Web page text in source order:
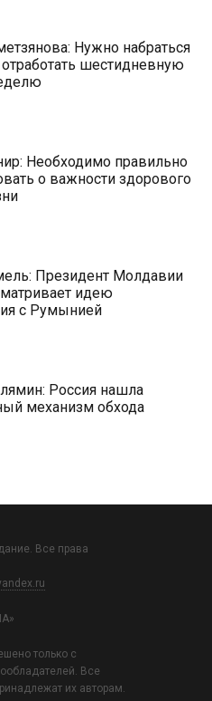
Нужно набраться
отработать шестидневную
Необходимо правильно
о важности здорового
Президент Молдавии
идею
с Румынией
Россия нашла
механизм обхода
Все права
только с
Все
их авторам.